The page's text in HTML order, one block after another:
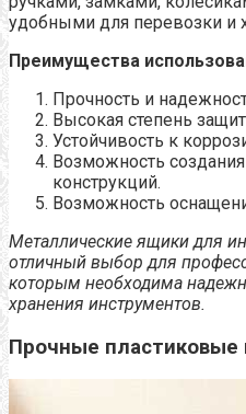
удобными для перевозки и
Преимущества
Прочность и
Высокая степень
Устойчивость к
Возможность
конструкций.
Возможность
Металлические ящики для
отличный выбор для
которым необходима
хранения инструментов.
Прочные пластиковые